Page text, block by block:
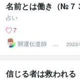
名前とは働き（№７
占い
7
開運伝道師 HE
RO
信じる者は救われる